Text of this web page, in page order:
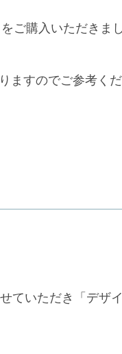
ご購入いただきま
ますのでご参考くだ
ていただき「デザ